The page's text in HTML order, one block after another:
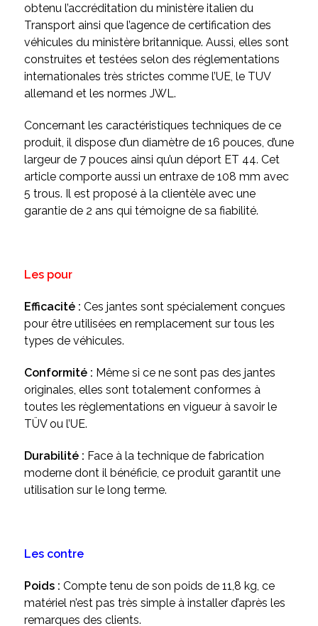
obtenu l’accréditation du ministère italien du
Transport ainsi que l’agence de certification des
véhicules du ministère britannique. Aussi, elles sont
construites et testées selon des réglementations
internationales très strictes comme l’UE, le TUV
allemand et les normes JWL.
Concernant les caractéristiques techniques de ce
produit, il dispose d’un diamètre de 16 pouces, d’une
largeur de 7 pouces ainsi qu’un déport ET 44. Cet
article comporte aussi un entraxe de 108 mm avec
5 trous. Il est proposé à la clientèle avec une
garantie de 2 ans qui témoigne de sa fiabilité.
Les pour
Efficacité : Ces jantes sont spécialement conçues
pour être utilisées en remplacement sur tous les
types de véhicules.
Conformité : Même si ce ne sont pas des jantes
originales, elles sont totalement conformes à
toutes les règlementations en vigueur à savoir le
TÜV ou l’UE.
Durabilité : Face à la technique de fabrication
moderne dont il bénéficie, ce produit garantit une
utilisation sur le long terme.
Les contre
Poids : Compte tenu de son poids de 11,8 kg, ce
matériel n’est pas très simple à installer d’après les
remarques des clients.